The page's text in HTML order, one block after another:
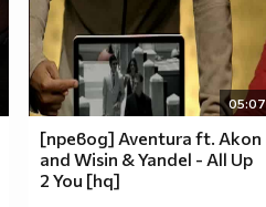
05:07
[превод] Aventura ft. Akon
and Wisin & Yandel - All Up
2 You [hq]